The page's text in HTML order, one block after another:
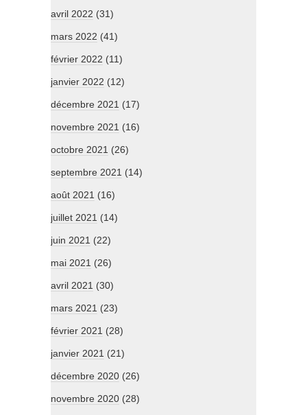
avril 2022 (31)
mars 2022 (41)
février 2022 (11)
janvier 2022 (12)
décembre 2021 (17)
novembre 2021 (16)
octobre 2021 (26)
septembre 2021 (14)
août 2021 (16)
juillet 2021 (14)
juin 2021 (22)
mai 2021 (26)
avril 2021 (30)
mars 2021 (23)
février 2021 (28)
janvier 2021 (21)
décembre 2020 (26)
novembre 2020 (28)